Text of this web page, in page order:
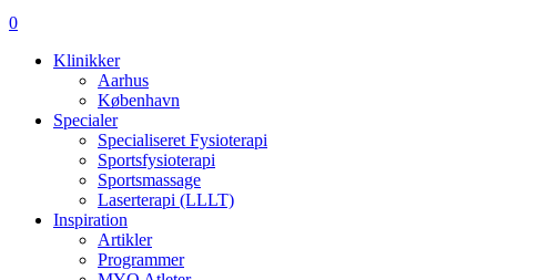
account
0
Klinikker
Aarhus
København
Specialer
Specialiseret Fysioterapi
Sportsfysioterapi
Sportsmassage
Laserterapi (LLLT)
Inspiration
Artikler
Programmer